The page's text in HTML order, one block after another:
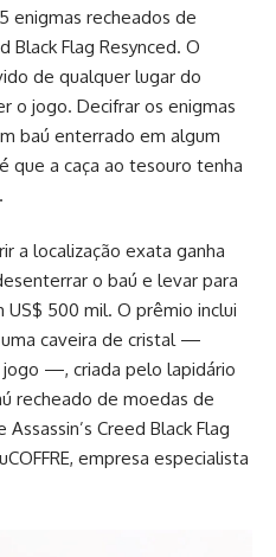
enigmas recheados de
Black Flag Resynced. O
de qualquer lugar do
o jogo. Decifrar os enigmas
baú enterrado em algum
que a caça ao tesouro tenha
a localização exata ganha
o baú e levar para
500 mil. O prêmio inclui
caveira de cristal —
jogo —, criada pelo lapidário
recheado de moedas de
Creed Black Flag
empresa especialista